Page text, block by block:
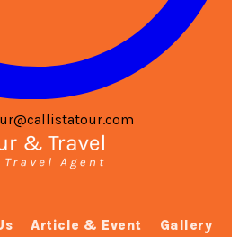
Article & Event Gallery